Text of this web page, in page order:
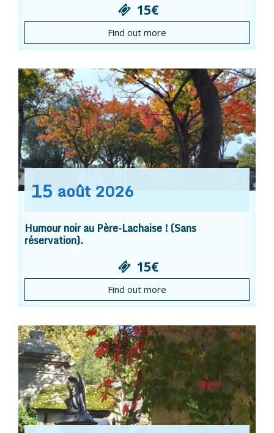
15€
Find out more
15 août 2026
Humour noir au Père-Lachaise ! (Sans
réservation).
15€
Find out more